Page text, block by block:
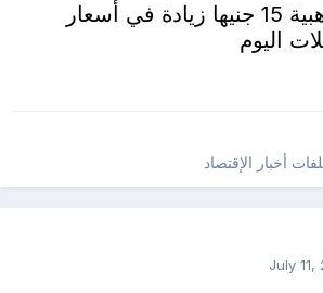
خبير مشغولات ذهبية 15 جنيها زيادة في أسعار
اليوم
أخبار الإقتصاد
July